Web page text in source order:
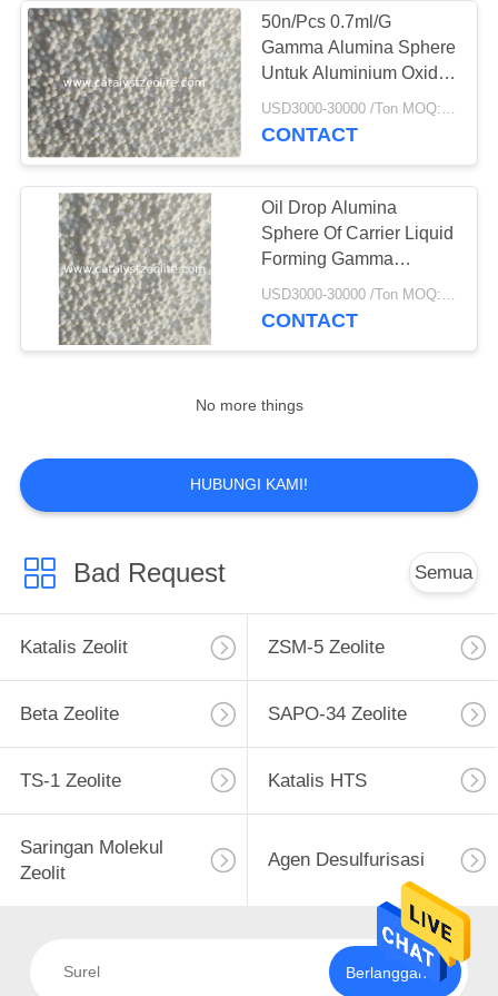
50n/Pcs 0.7ml/G
Gamma Alumina Sphere
Untuk Aluminium Oxide
Liquid Molding CCR
Catalyst Carrier
CONTACT
Oil Drop Alumina
Sphere Of Carrier Liquid
Forming Gamma
Alumina Produk
USD3000-30000 /Ton MOQ:1 Kg
CONTACT
No more things
HUBUNGI KAMI!
Bad Request Semua
Katalis Zeolit ZSM-5 Zeolite
Beta Zeolite SAPO-34 Zeolite
TS-1 Zeolite Katalis HTS
Saringan Molekul
Zeolit
Agen Desulfurisasi
Berlangganan